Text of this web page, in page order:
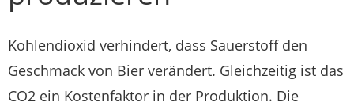
Kohlendioxid verhindert, dass Sauerstoff den
Geschmack von Bier verändert. Gleichzeitig ist das
CO2 ein Kostenfaktor in der Produktion. Die